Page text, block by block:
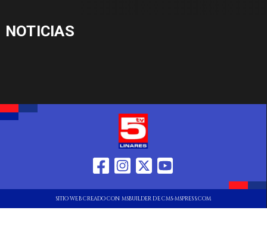
NOTICIAS
SITIO WEB CREADO CON MSBUILDER DE CMS-MSPRESS.COM